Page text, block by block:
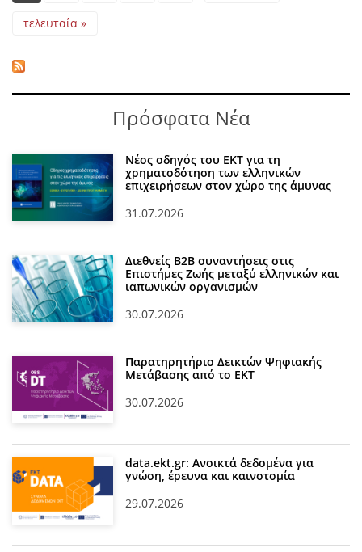
τελευταία »
Πρόσφατα Νέα
Νέος οδηγός του ΕΚΤ για τη
χρηματοδότηση των ελληνικών
επιχειρήσεων στον χώρο της άμυνας
31.07.2026
Διεθνείς Β2Β συναντήσεις στις
Επιστήμες Ζωής μεταξύ ελληνικών και
ιαπωνικών οργανισμών
30.07.2026
Παρατηρητήριο Δεικτών Ψηφιακής
Μετάβασης από το ΕΚΤ
30.07.2026
data.ekt.gr: Ανοικτά δεδομένα για
γνώση, έρευνα και καινοτομία
29.07.2026